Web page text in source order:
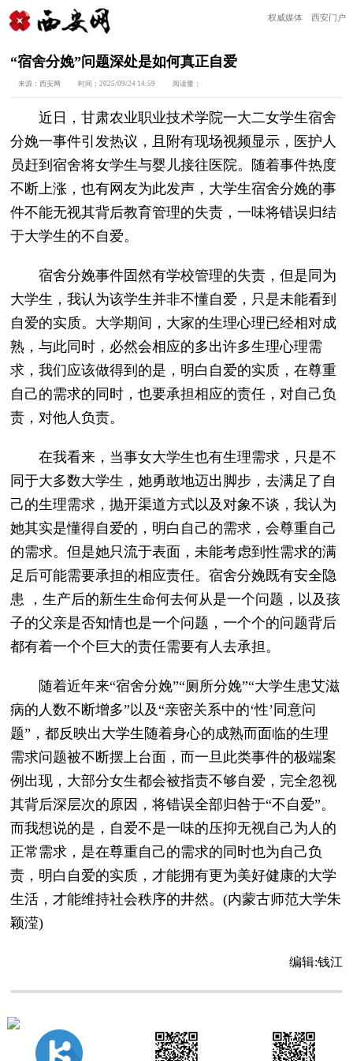
权威媒体 西安门户
“宿舍分娩”问题深处是如何真正自爱
来源：西安网 时间：2025/09/24 14:59 阅读量：
近日，甘肃农业职业技术学院一大二女学生宿舍
分娩一事件引发热议，且附有现场视频显示，医护人
员赶到宿舍将女学生与婴儿接往医院。随着事件热度
不断上涨，也有网友为此发声，大学生宿舍分娩的事
件不能无视其背后教育管理的失责，一味将错误归结
于大学生的不自爱。
宿舍分娩事件固然有学校管理的失责，但是同为
大学生，我认为该学生并非不懂自爱，只是未能看到
自爱的实质。大学期间，大家的生理心理已经相对成
熟，与此同时，必然会相应的多出许多生理心理需
求，我们应该做得到的是，明白自爱的实质，在尊重
自己的需求的同时，也要承担相应的责任，对自己负
责，对他人负责。
在我看来，当事女大学生也有生理需求，只是不
同于大多数大学生，她勇敢地迈出脚步，去满足了自
己的生理需求，抛开渠道方式以及对象不谈，我认为
她其实是懂得自爱的，明白自己的需求，会尊重自己
的需求。但是她只流于表面，未能考虑到性需求的满
足后可能需要承担的相应责任。宿舍分娩既有安全隐
患 ，生产后的新生生命何去何从是一个问题，以及孩
子的父亲是否知情也是一个问题，一个个的问题背后
都有着一个个巨大的责任需要有人去承担。
随着近年来“宿舍分娩”“厕所分娩”“大学生患艾滋
病的人数不断增多”以及“亲密关系中的‘性’同意问
题”，都反映出大学生随着身心的成熟而面临的生理
需求问题被不断摆上台面，而一旦此类事件的极端案
例出现，大部分女生都会被指责不够自爱，完全忽视
其背后深层次的原因，将错误全部归咎于“不自爱”。
而我想说的是，自爱不是一味的压抑无视自己为人的
正常需求，是在尊重自己的需求的同时也为自己负
责，明白自爱的实质，才能拥有更为美好健康的大学
生活，才能维持社会秩序的井然。(内蒙古师范大学朱
颖滢)
编辑:钱江